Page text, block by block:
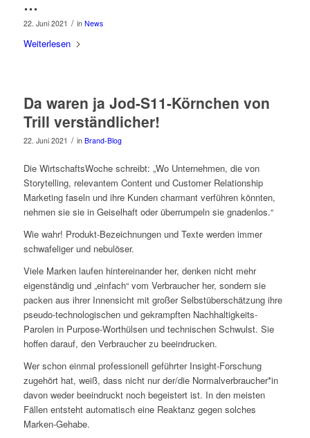
22. Juni 2021 / in News
Weiterlesen
Da waren ja Jod-S11-Körnchen von
Trill verständlicher!
22. Juni 2021 / in Brand-Blog
Die WirtschaftsWoche schreibt: „Wo Unternehmen, die von
Storytelling, relevantem Content und Customer Relationship
Marketing faseln und ihre Kunden charmant verführen könnten,
nehmen sie sie in Geiselhaft oder überrumpeln sie gnadenlos.“
Wie wahr! Produkt-Bezeichnungen und Texte werden immer
schwafeliger und nebulöser.
Viele Marken laufen hintereinander her, denken nicht mehr
eigenständig und „einfach“ vom Verbraucher her, sondern sie
packen aus ihrer Innensicht mit großer Selbstüberschätzung ihre
pseudo-technologischen und gekrampften Nachhaltigkeits-
Parolen in Purpose-Worthülsen und technischen Schwulst. Sie
hoffen darauf, den Verbraucher zu beeindrucken.
Wer schon einmal professionell geführter Insight-Forschung
zugehört hat, weiß, dass nicht nur der/die Normalverbraucher*in
davon weder beeindruckt noch begeistert ist. In den meisten
Fällen entsteht automatisch eine Reaktanz gegen solches
Marken-Gehabe.